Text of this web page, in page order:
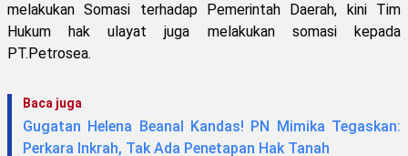
melakukan Somasi terhadap Pemerintah Daerah, kini Tim
Hukum hak ulayat juga melakukan somasi kepada
PT.Petrosea.
Baca juga
Gugatan Helena Beanal Kandas! PN Mimika Tegaskan:
Perkara Inkrah, Tak Ada Penetapan Hak Tanah